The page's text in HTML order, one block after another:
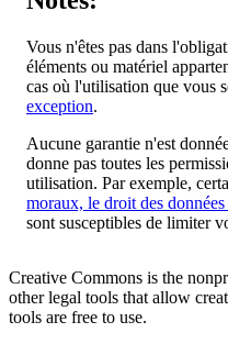
Vous n'êtes pas dans
éléments ou matériel
cas où l'utilisation que vous
exception.
Aucune garantie n'est
donne pas toutes les
utilisation. Par exemple,
moraux, le droit des
sont susceptibles de limiter
Creative Commons is the
other legal tools that allow
tools are free to use.